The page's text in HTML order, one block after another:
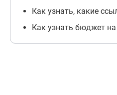
Как узнать, какие
Как узнать бюджет